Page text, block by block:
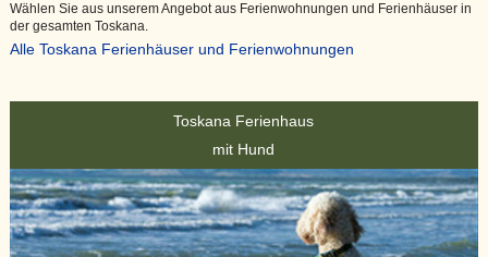
Wählen Sie aus unserem Angebot aus Ferienwohnungen und Ferienhäuser in
der gesamten Toskana.
Alle Toskana Ferienhäuser und Ferienwohnungen
Toskana Ferienhaus
mit Hund